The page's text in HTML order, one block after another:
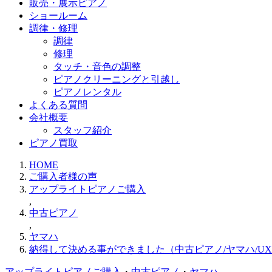
販売・展示ピアノ
ショールーム
調律・修理
調律
修理
タッチ・音色の調整
ピアノクリーニングと引越し
ピアノレンタル
よくある質問
会社概要
スタッフ紹介
ピアノ買取
HOME
ご購入者様の声
アップライトピアノご購入
,
中古ピアノ
,
ヤマハ
納得して決める事ができました（中古ピアノ/ヤマハ/